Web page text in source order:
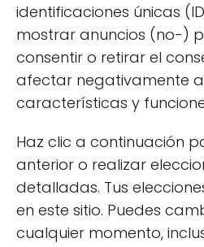
identificaciones únicas
mostrar anuncios (no-)
consentir o retirar el
afectar negativamente
características y
Haz clic a continuación
anterior o realizar
detalladas. Tus
en este sitio. Puedes
cualquier momento,
acuática y las
contribuyendo a la
fauna local.
Estética natural:Se
armoniosa en el
estética que
naturales.
Mantenimiento
menos
simplifica su